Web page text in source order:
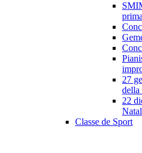
27
della
22
Classe de Sport